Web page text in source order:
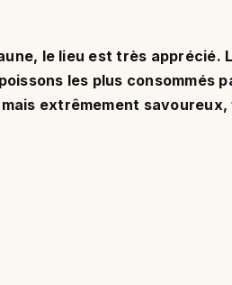
le lieu est très apprécié.
les plus consommés
extrêmement